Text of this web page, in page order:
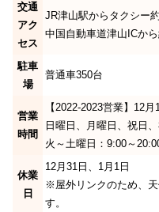
交通
アク
セス
JR津山駅からタクシー
中国自動車道津山ICか
駐車
場
普通車350台
営業
時間
【2022-2023営業】12
日曜日、月曜日、祝日
火～土曜日：9:00～
休業
日
12月31日、1月1日
※屋外リンクのため、
す。